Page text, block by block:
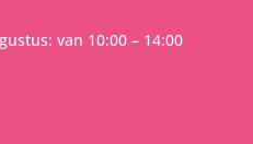
van 10:00 – 14:00